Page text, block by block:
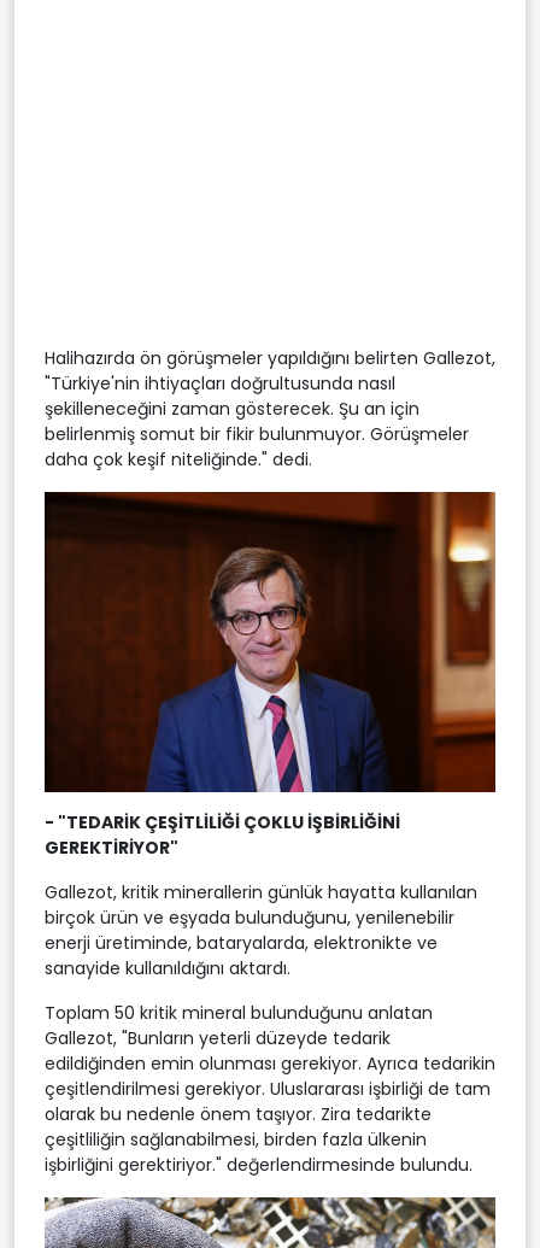
Halihazırda ön görüşmeler yapıldığını belirten Gallezot,
"Türkiye'nin ihtiyaçları doğrultusunda nasıl
şekilleneceğini zaman gösterecek. Şu an için
belirlenmiş somut bir fikir bulunmuyor. Görüşmeler
daha çok keşif niteliğinde." dedi.
- "TEDARİK ÇEŞİTLİLİĞİ ÇOKLU İŞBİRLİĞİNİ
GEREKTİRİYOR"
Gallezot, kritik minerallerin günlük hayatta kullanılan
birçok ürün ve eşyada bulunduğunu, yenilenebilir
enerji üretiminde, bataryalarda, elektronikte ve
sanayide kullanıldığını aktardı.
Toplam 50 kritik mineral bulunduğunu anlatan
Gallezot, "Bunların yeterli düzeyde tedarik
edildiğinden emin olunması gerekiyor. Ayrıca tedarikin
çeşitlendirilmesi gerekiyor. Uluslararası işbirliği de tam
olarak bu nedenle önem taşıyor. Zira tedarikte
çeşitliliğin sağlanabilmesi, birden fazla ülkenin
işbirliğini gerektiriyor." değerlendirmesinde bulundu.